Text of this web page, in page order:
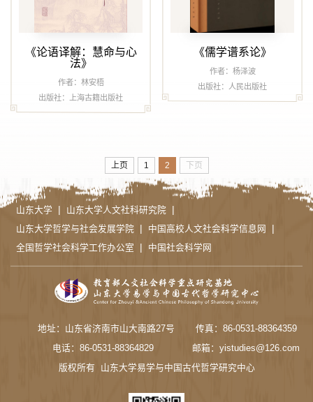
《论语译解：慧命与心
法》
作者：林安梧
出版社：上海古籍出版社
《儒学谱系论》
作者：杨泽波
出版社：人民出版社
上页 1 2 下页
山东大学 | 山东大学人文社科研究院 |
山东大学哲学与社会发展学院 | 中国高校人文社会科学信息网 |
全国哲学社会科学工作办公室 | 中国社会科学网
地址：山东省济南市山大南路27号
传真：86-0531-88364359
电话：86-0531-88364829
邮箱：yistudies@126.com
版权所有 山东大学易学与中国古代哲学研究中心